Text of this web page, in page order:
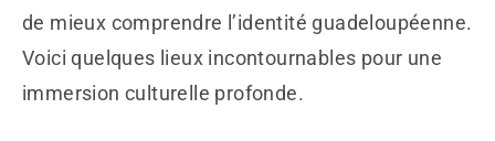
de mieux comprendre l’identité guadeloupéenne.
Voici quelques lieux incontournables pour une
immersion culturelle profonde.